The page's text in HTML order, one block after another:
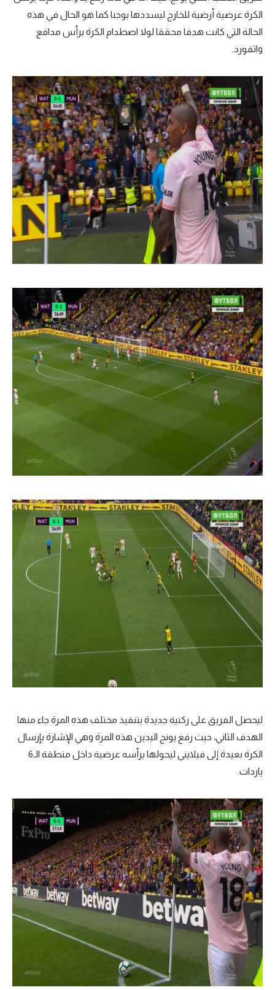
الكرة عرضية أرضية للخارج ليسددها بوجبا كما هو الحال في هذه
الحالة التي كانت هدفا محققا لولا اصطدام الكرة برأس مدافع
واتفورد.
ليحصل الفريق على ركنية جديدة بتنفيذ مختلف هذه المرة جاء منها
الهدف الثاني، حيث رفع يونج اليدين هذه المرة وهي الإشارة بإرسال
الكرة بعيدة إلى فيلايني ليحولها برأسه عرضية داخل منطقة الـ6
ياردات.